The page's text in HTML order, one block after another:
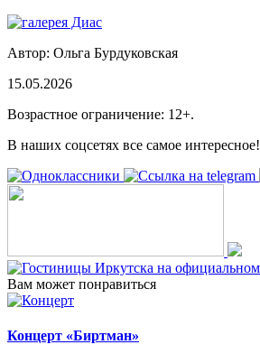
Автор: Ольга Бурдуковская
15.05.2026
Возрастное ограничение: 12+.
В наших соцсетях все самое интересное!
Вам может понравиться
Концерт «Биртман»